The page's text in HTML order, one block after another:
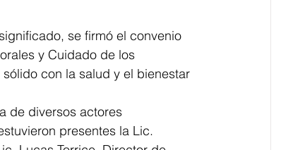
se firmó el convenio
y Cuidado de los
con la salud y el bienestar
de diversos actores
presentes la Lic.